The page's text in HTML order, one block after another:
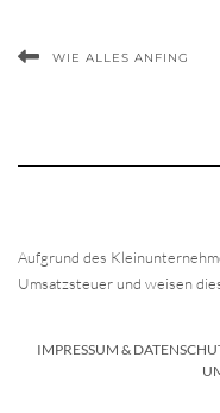
WIE ALLES ANFING
Aufgrund des
Umsatzsteuer und weisen
IMPRESSUM &